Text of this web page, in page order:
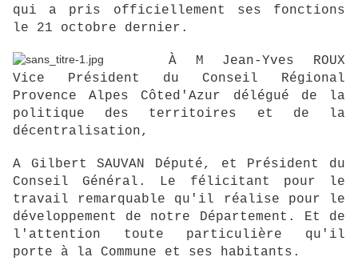
qui a pris officiellement ses fonctions
le 21 octobre dernier.
À M Jean-Yves ROUX
Vice Président du Conseil Régional
Provence Alpes Côted'Azur délégué de la
politique des territoires et de la
décentralisation,
A Gilbert SAUVAN Député, et Président du
Conseil Général. Le félicitant pour le
travail remarquable qu'il réalise pour le
développement de notre Département. Et de
l'attention toute particulière qu'il
porte à la Commune et ses habitants.